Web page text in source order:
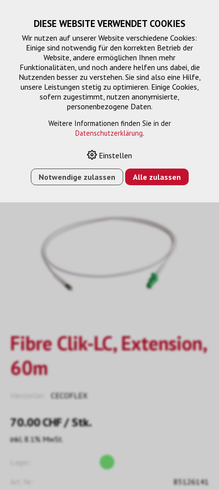
Clik-Clik Extension
FTTH/NETZWERK
EXTENSION › FIBRE CLIK-LC, EXTENSION, 60M
Fibre Clik-LC, Extension,
60m
CECOFLEX
70.00CHF/ Stk.
inkl. 8.1% MwSt.
85126141
DIESE WEBSITE VERWENDET COOKIES
Wir nutzen auf unserer Website verschiedene Cookies:
Einige sind notwendig für den korrekten Betrieb der
Website, andere ermöglichen Ihnen mehr
Funktionalitäten, und noch andere helfen uns dabei, die
Nutzenden besser zu verstehen. Sie sind also eine Hilfe,
unsere Leistungen stetig zu optimieren. Einige Cookies,
sofern zugestimmt, nutzen anonymisierte,
personenbezogene Daten.
Weitere Informationen finden Sie in der
Datenschutzerklärung.
Einstellen
Notwendige zulassen Alle zulassen